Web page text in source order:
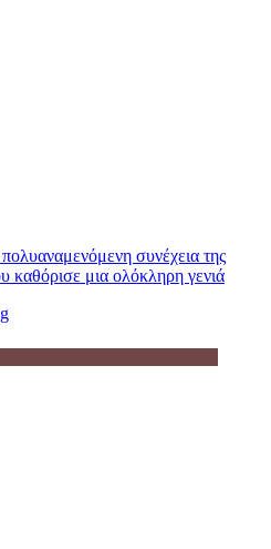
συνέχεια της
καθόρισε μια ολόκληρη γενιά